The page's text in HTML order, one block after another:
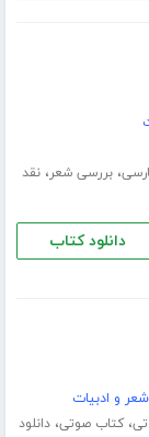
،بررسی شعر،نقد
دانلود کتاب
و ادبیات
،کتاب صوتی،دانلود